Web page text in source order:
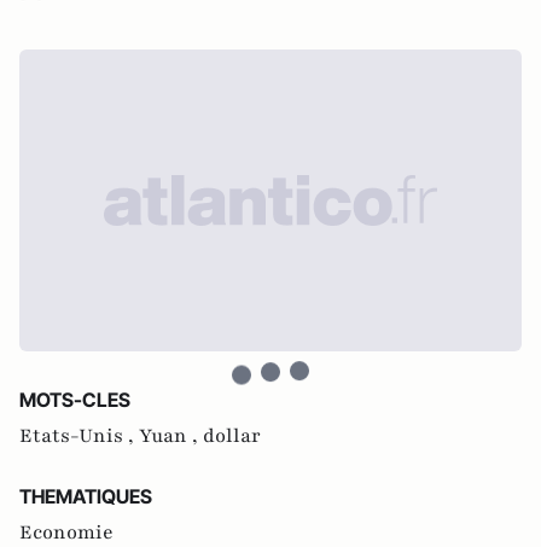
MOTS-CLES
Etats-Unis , Yuan , dollar
THEMATIQUES
Economie